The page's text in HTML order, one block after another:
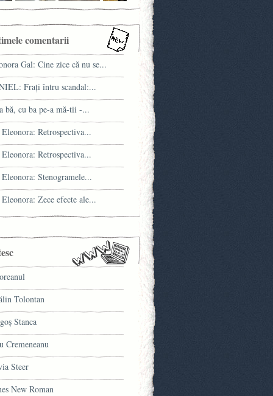
comentarii
Gal: Cine zice că nu se...
Fraţi întru scandal:...
bă, cu ba pe-a mă-tii -...
Retrospectiva...
Retrospectiva...
Stenogramele...
Zece efecte ale...
Tolontan
Stanca
Cremeneanu
Steer
New Roman